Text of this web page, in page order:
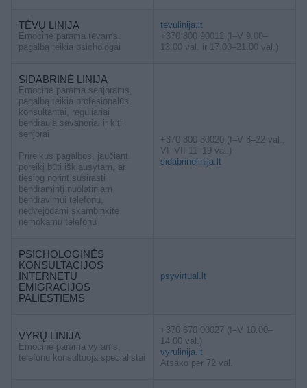
TĖVŲ LINIJA
Emocinė parama tėvams,
pagalbą teikia psichologai
tevulinija.lt
+370 800 90012 (I–V 9.00–
13.00 val. ir 17.00–21.00 val.)
SIDABRINĖ LINIJA
Emocinė parama senjorams,
pagalbą teikia profesionalūs
konsultantai, reguliariai
bendrauja savanoriai ir kiti
senjorai
Prireikus pagalbos, jaučiant
poreikį būti išklausytam, ar
tiesiog norint susirasti
bendramintį nuolatiniam
bendravimui telefonu,
nedvejodami skambinkite
nemokamu telefonu
+370 800 80020 (I–V 8–22 val.,
VI–VII 11–19 val.)
sidabrinelinija.lt
PSICHOLOGINĖS
KONSULTACIJOS
INTERNETU
EMIGRACIJOS
PALIESTIEMS
psyvirtual.lt
VYRŲ LINIJA
Emocinė parama vyrams,
telefonu konsultuoja specialistai
+370 670 00027 (I–V 10.00–
14.00 val.)
vyrulinija.lt
Atsako per 72 val.